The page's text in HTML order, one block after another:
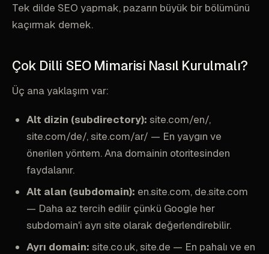
Tek dilde SEO yapmak, pazarın büyük bir bölümünü
kaçırmak demek.
Çok Dilli SEO Mimarisi Nasıl Kurulmalı?
Üç ana yaklaşım var:
Alt dizin (subdirectory): site.com/en/,
site.com/de/, site.com/ar/ — En yaygın ve
önerilen yöntem. Ana domainin otoritesinden
faydalanır.
Alt alan (subdomain): en.site.com, de.site.com
— Daha az tercih edilir çünkü Google her
subdomain'i ayrı site olarak değerlendirebilir.
Ayrı domain: site.co.uk, site.de — En pahalı ve en